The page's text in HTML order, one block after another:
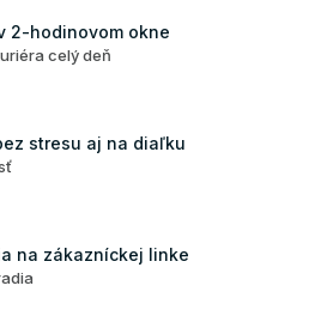
2-hodinovom okne
celý deň
stresu aj na diaľku
na zákazníckej linke